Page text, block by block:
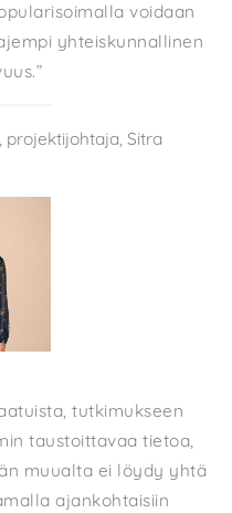
voidaan
yhteiskunnallinen
, projektijohtaja, Sitra
tutkimukseen
taustoittavaa tietoa,
muualta ei löydy yhtä
ajankohtaisiin